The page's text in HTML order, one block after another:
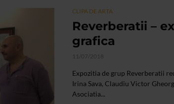
CLIPA DE ARTA
Reverberatii –
grafica
11/07/2018
Expozitia de grup Reverberatii
Irina Sava, Claudiu Victor
Asociatia...